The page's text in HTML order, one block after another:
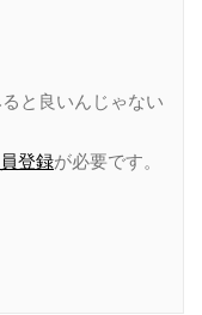
と良いんじゃない
登録が必要です。